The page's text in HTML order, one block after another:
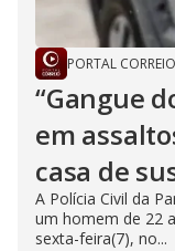
PORTAL CORREIO
“Gangue
em
casa de
A Polícia Civil da
um homem de 22
sexta-feira(7), no...